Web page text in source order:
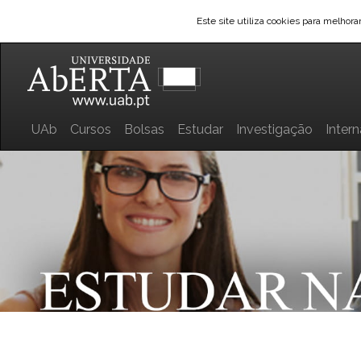
Este site utiliza cookies para
UAb Cursos Bolsas Estudar Investigação